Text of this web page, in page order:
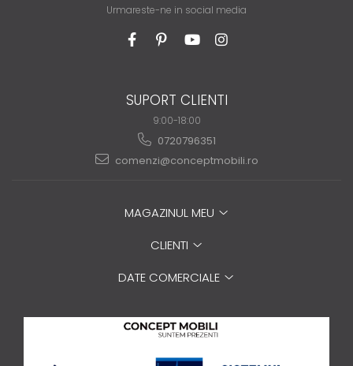
Urmareste-ne in social media
SUPORT CLIENTI
9:00-18:00
0720796351
comenzi@conceptmobili.ro
MAGAZINUL MEU
CLIENTI
DATE COMERCIALE